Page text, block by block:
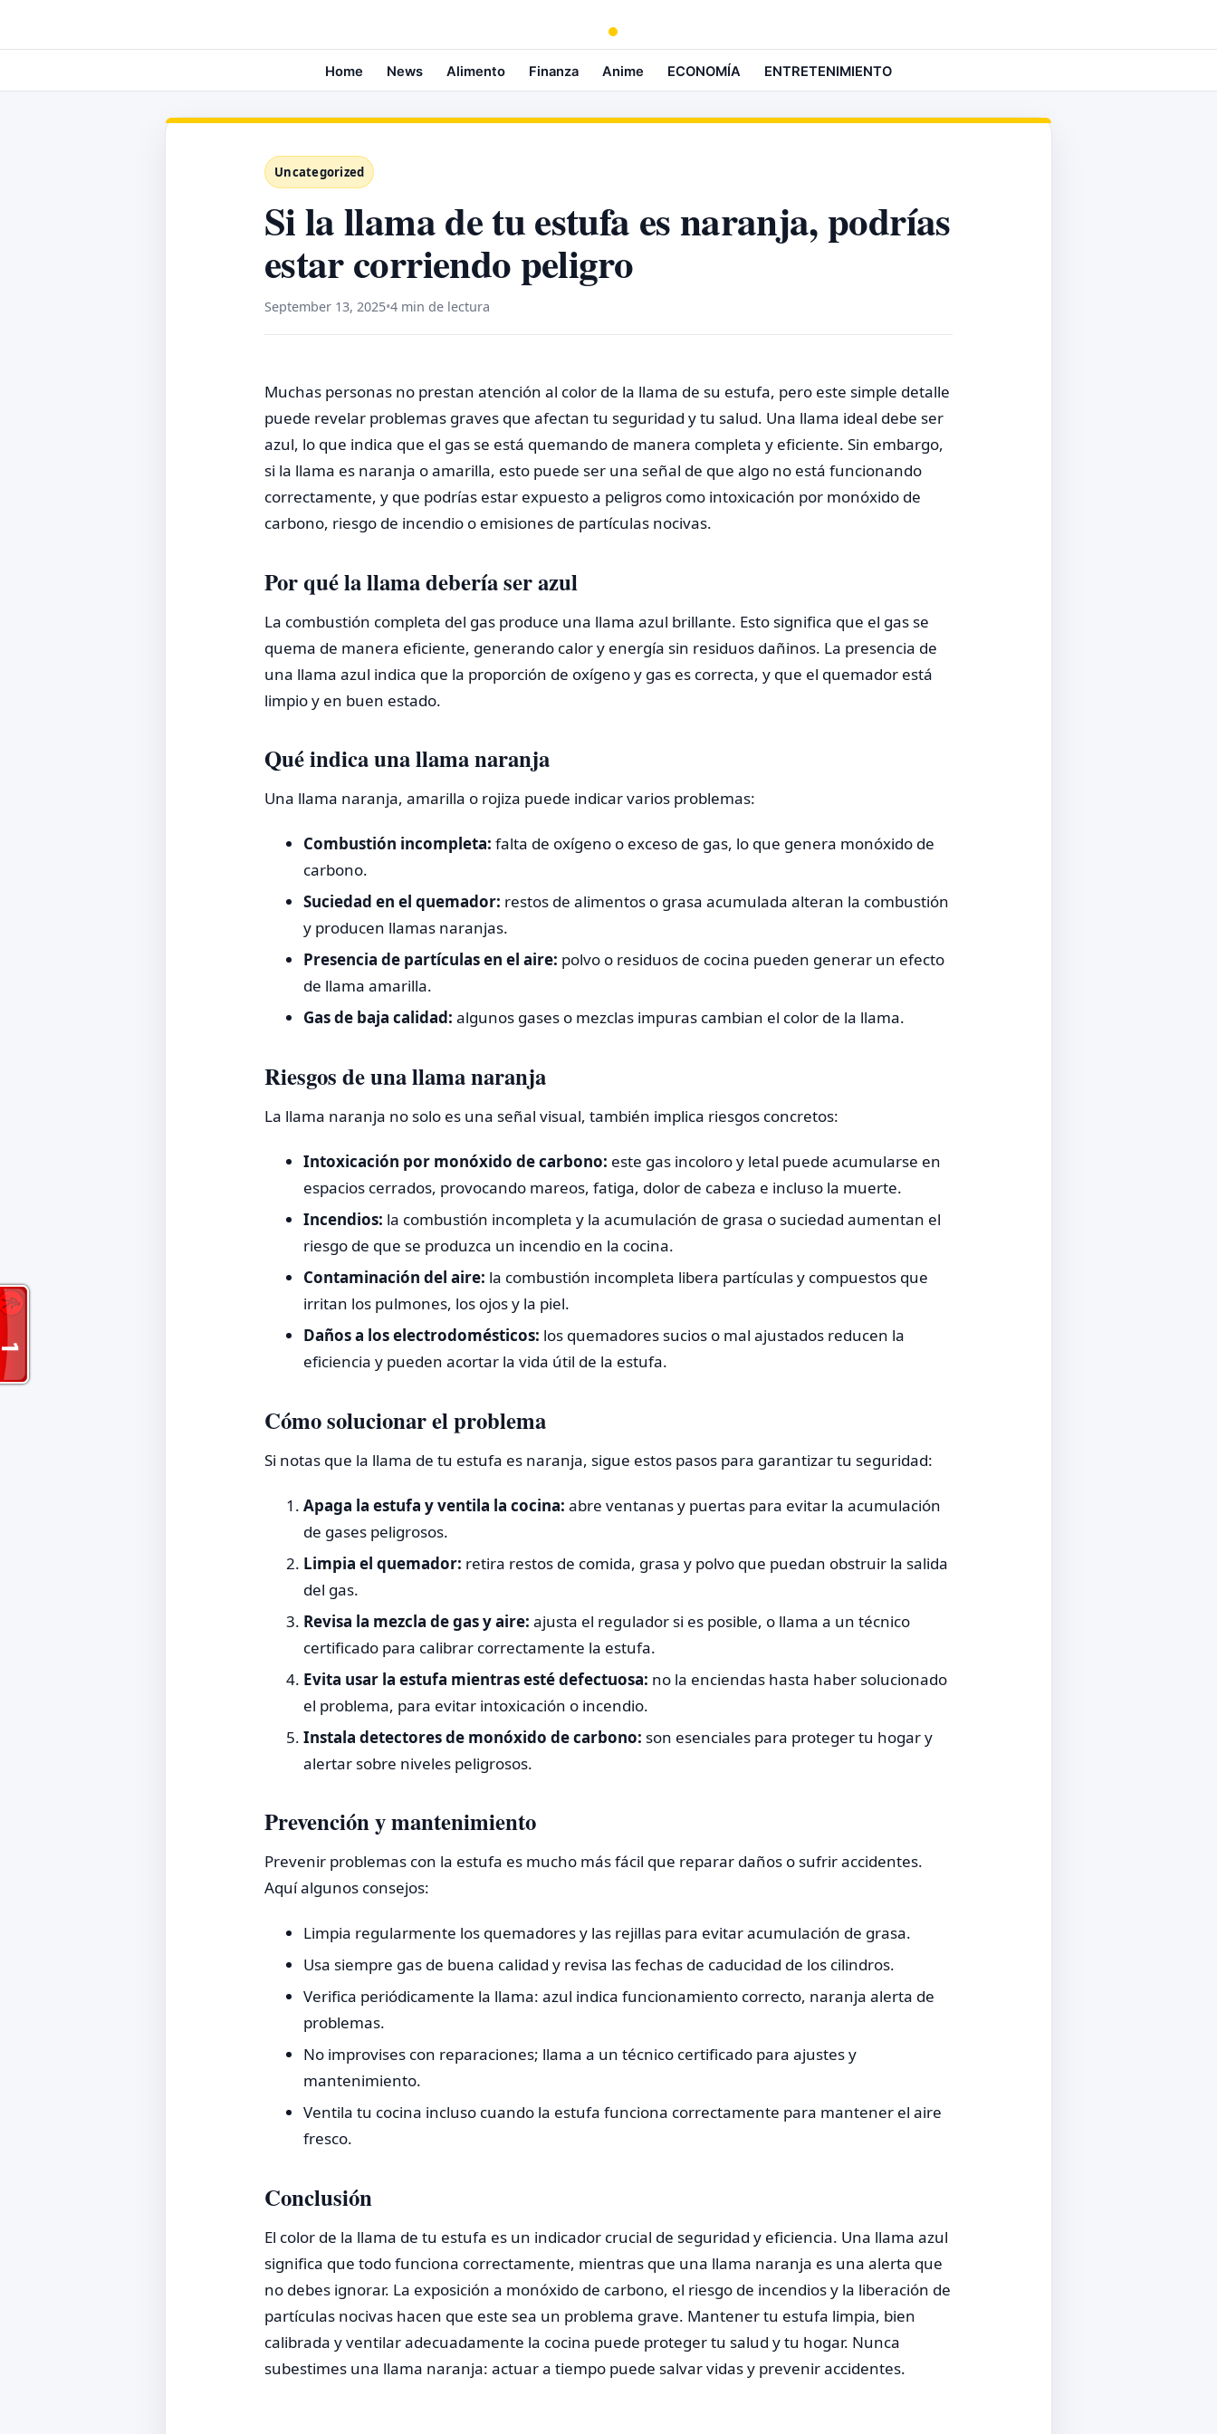
Home News Alimento Finanza Anime ECONOMÍA ENTRETENIMIENTO
Uncategorized
Si la llama de tu estufa es naranja, podrías
estar corriendo peligro
September 13, 2025•4 min de lectura
Muchas personas no prestan atención al color de la llama de su estufa, pero este simple detalle
puede revelar problemas graves que afectan tu seguridad y tu salud. Una llama ideal debe ser
azul, lo que indica que el gas se está quemando de manera completa y eficiente. Sin embargo,
si la llama es naranja o amarilla, esto puede ser una señal de que algo no está funcionando
correctamente, y que podrías estar expuesto a peligros como intoxicación por monóxido de
carbono, riesgo de incendio o emisiones de partículas nocivas.
Por qué la llama debería ser azul
La combustión completa del gas produce una llama azul brillante. Esto significa que el gas se
quema de manera eficiente, generando calor y energía sin residuos dañinos. La presencia de
una llama azul indica que la proporción de oxígeno y gas es correcta, y que el quemador está
limpio y en buen estado.
Qué indica una llama naranja
Una llama naranja, amarilla o rojiza puede indicar varios problemas:
Combustión incompleta: falta de oxígeno o exceso de gas, lo que genera monóxido de
carbono.
Suciedad en el quemador: restos de alimentos o grasa acumulada alteran la combustión
y producen llamas naranjas.
Presencia de partículas en el aire: polvo o residuos de cocina pueden generar un efecto
de llama amarilla.
Gas de baja calidad: algunos gases o mezclas impuras cambian el color de la llama.
Riesgos de una llama naranja
La llama naranja no solo es una señal visual, también implica riesgos concretos:
Intoxicación por monóxido de carbono: este gas incoloro y letal puede acumularse en
espacios cerrados, provocando mareos, fatiga, dolor de cabeza e incluso la muerte.
Incendios: la combustión incompleta y la acumulación de grasa o suciedad aumentan el
riesgo de que se produzca un incendio en la cocina.
Contaminación del aire: la combustión incompleta libera partículas y compuestos que
irritan los pulmones, los ojos y la piel.
Daños a los electrodomésticos: los quemadores sucios o mal ajustados reducen la
eficiencia y pueden acortar la vida útil de la estufa.
Cómo solucionar el problema
Si notas que la llama de tu estufa es naranja, sigue estos pasos para garantizar tu seguridad:
Apaga la estufa y ventila la cocina: abre ventanas y puertas para evitar la acumulación
de gases peligrosos.
Limpia el quemador: retira restos de comida, grasa y polvo que puedan obstruir la salida
del gas.
Revisa la mezcla de gas y aire: ajusta el regulador si es posible, o llama a un técnico
certificado para calibrar correctamente la estufa.
Evita usar la estufa mientras esté defectuosa: no la enciendas hasta haber solucionado
el problema, para evitar intoxicación o incendio.
Instala detectores de monóxido de carbono: son esenciales para proteger tu hogar y
alertar sobre niveles peligrosos.
Prevención y mantenimiento
Prevenir problemas con la estufa es mucho más fácil que reparar daños o sufrir accidentes.
Aquí algunos consejos:
Limpia regularmente los quemadores y las rejillas para evitar acumulación de grasa.
Usa siempre gas de buena calidad y revisa las fechas de caducidad de los cilindros.
Verifica periódicamente la llama: azul indica funcionamiento correcto, naranja alerta de
problemas.
No improvises con reparaciones; llama a un técnico certificado para ajustes y
mantenimiento.
Ventila tu cocina incluso cuando la estufa funciona correctamente para mantener el aire
fresco.
Conclusión
El color de la llama de tu estufa es un indicador crucial de seguridad y eficiencia. Una llama azul
significa que todo funciona correctamente, mientras que una llama naranja es una alerta que
no debes ignorar. La exposición a monóxido de carbono, el riesgo de incendios y la liberación de
partículas nocivas hacen que este sea un problema grave. Mantener tu estufa limpia, bien
calibrada y ventilar adecuadamente la cocina puede proteger tu salud y tu hogar. Nunca
subestimes una llama naranja: actuar a tiempo puede salvar vidas y prevenir accidentes.